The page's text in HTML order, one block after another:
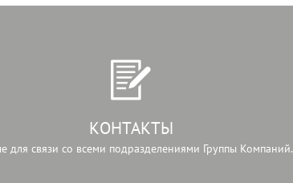
КОНТАКТЫ
для связи со всеми подразделениями Группы Компаний.